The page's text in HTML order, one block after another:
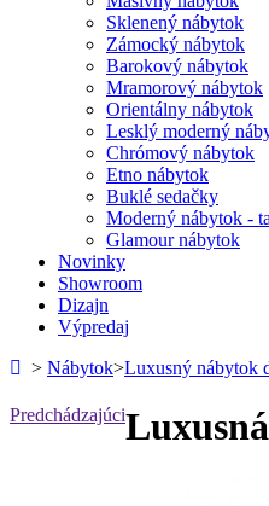
Sklenený nábytok
Zámocký nábytok
Barokový nábytok
Mramorový nábytok
Orientálny nábytok
Lesklý moderný
Chrómový nábytok
Etno nábytok
Buklé sedačky
Moderný nábytok -
Glamour nábytok
Novinky
Showroom
Dizajn
Výpredaj
> Nábytok>Luxusný nábytok
Predchádzajúci